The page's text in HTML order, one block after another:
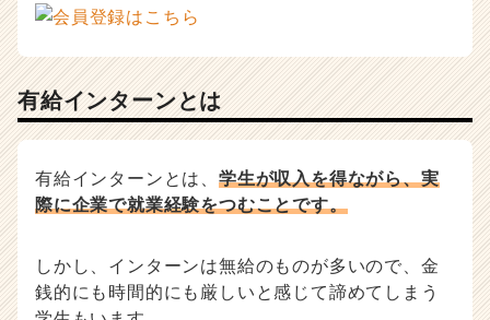
活
イ
チ
ア
ャ
リ
ア
h
e
有給インターンとは
有給インターンとは、 学生が収入を得ながら、実
際に企業で就業経験をつむことです。
しかし、インターンは無給のものが多いので、金
銭的にも時間的にも厳しいと感じて諦めてしまう